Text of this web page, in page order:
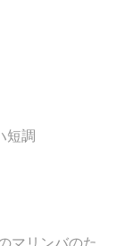
短調
マリンバのた